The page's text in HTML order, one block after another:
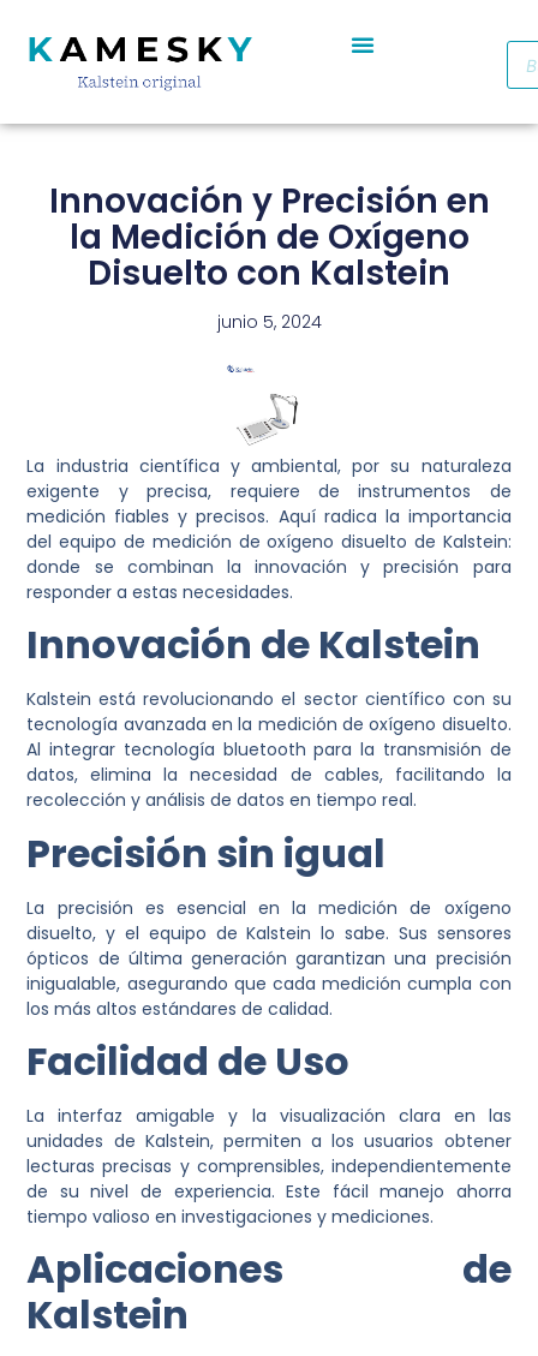
Innovación y Precisión en
la Medición de Oxígeno
Disuelto con Kalstein
junio 5, 2024
La industria científica y ambiental, por su naturaleza
exigente y precisa, requiere de instrumentos de
medición fiables y precisos. Aquí radica la importancia
del equipo de medición de oxígeno disuelto de Kalstein:
donde se combinan la innovación y precisión para
responder a estas necesidades.
Innovación de Kalstein
Kalstein está revolucionando el sector científico con su
tecnología avanzada en la medición de oxígeno disuelto.
Al integrar tecnología bluetooth para la transmisión de
datos, elimina la necesidad de cables, facilitando la
recolección y análisis de datos en tiempo real.
Precisión sin igual
La precisión es esencial en la medición de oxígeno
disuelto, y el equipo de Kalstein lo sabe. Sus sensores
ópticos de última generación garantizan una precisión
inigualable, asegurando que cada medición cumpla con
los más altos estándares de calidad.
Facilidad de Uso
La interfaz amigable y la visualización clara en las
unidades de Kalstein, permiten a los usuarios obtener
lecturas precisas y comprensibles, independientemente
de su nivel de experiencia. Este fácil manejo ahorra
tiempo valioso en investigaciones y mediciones.
Aplicaciones de
Kalstein